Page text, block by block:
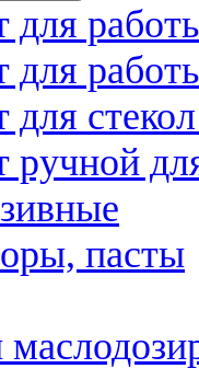
для
для
ручной
пасты